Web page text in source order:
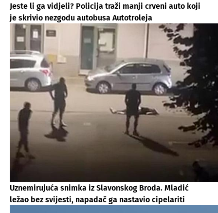
Jeste li ga vidjeli? Policija traži manji crveni auto koji
je skrivio nezgodu autobusa Autotroleja
Uznemirujuća snimka iz Slavonskog Broda. Mladić
ležao bez svijesti, napadač ga nastavio cipelariti